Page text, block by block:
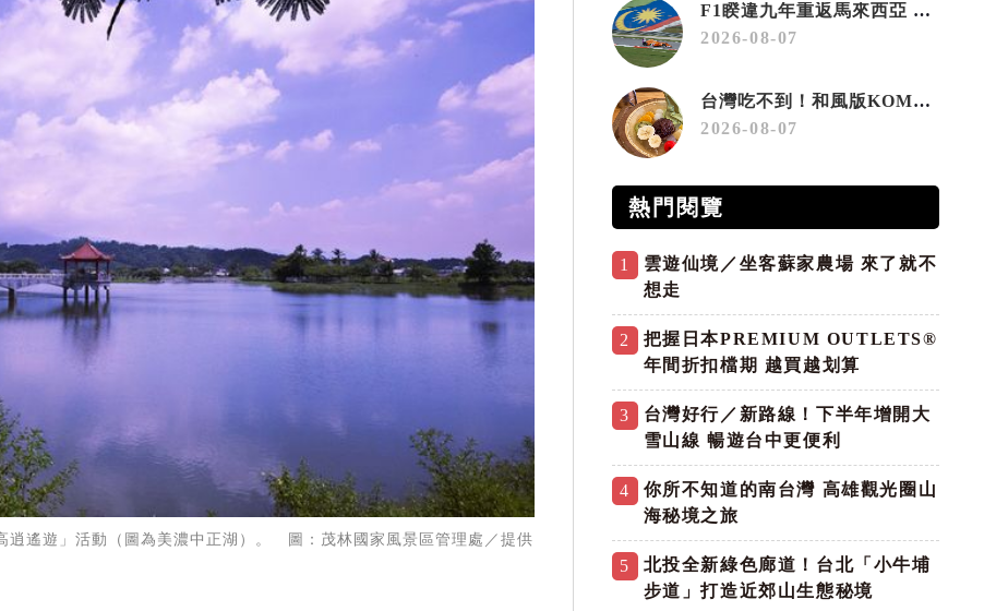
逍遙遊」活動（圖為美濃中正湖）。 圖：茂林國家風景區管理處／提供
F1睽違九年重返馬來西亞 三大國際賽事打造10月運動旅遊熱潮 賽車、自行車、路跑同週登場
2026-08-07
台灣吃不到！和風版KOMEDA咖啡讓你吃遍名古屋在地美食
2026-08-07
熱門閱覽
1
雲遊仙境／坐客蘇家農場 來了就不
想走
2
把握日本PREMIUM OUTLETS®
年間折扣檔期 越買越划算
3
台灣好行／新路線！下半年增開大
雪山線 暢遊台中更便利
4
你所不知道的南台灣 高雄觀光圈山
海秘境之旅
5
北投全新綠色廊道！台北「小牛埔
步道」打造近郊山生態秘境